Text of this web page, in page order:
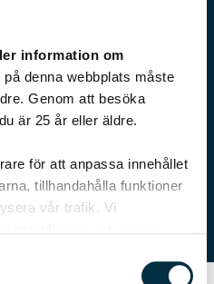
information om
på denna webbplats måste
Genom att besöka
är 25 år eller äldre.
för att anpassa innehållet
tillhandahålla funktioner
vår trafik. Vi
vi samarbetar med.